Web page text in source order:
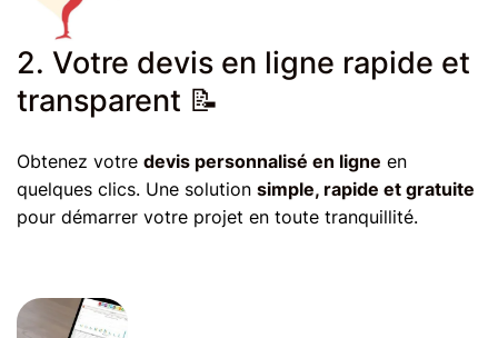
2. Votre devis en ligne rapide et
transparent 📝
Obtenez votre devis personnalisé en ligne en
quelques clics. Une solution simple, rapide et gratuite
pour démarrer votre projet en toute tranquillité.